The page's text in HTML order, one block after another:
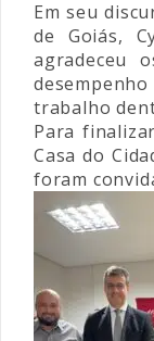
Em seu
de Goiás,
agradeceu
trabalho
Para
Casa do
foram